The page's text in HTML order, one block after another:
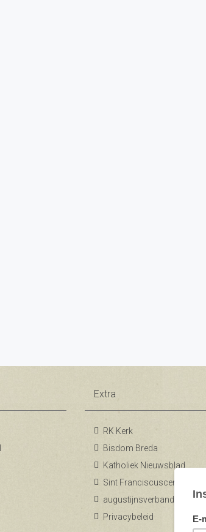
Extra
RK Kerk
Bisdom Breda
Katholiek Nieuwsblad
Sint Franciscuscentrum
augustijnsverband.nl
Privacybeleid